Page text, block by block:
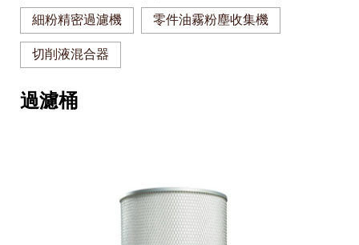
細粉精密過濾機 零件油霧粉塵收集機
切削液混合器
過濾桶